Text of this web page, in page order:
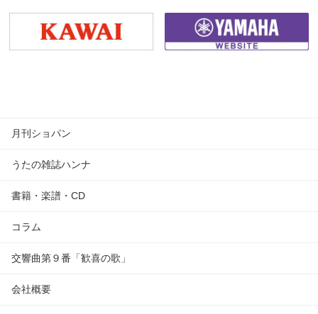
月刊ショパン
うたの雑誌ハンナ
書籍・楽譜・CD
コラム
交響曲第９番「歓喜の歌」
会社概要